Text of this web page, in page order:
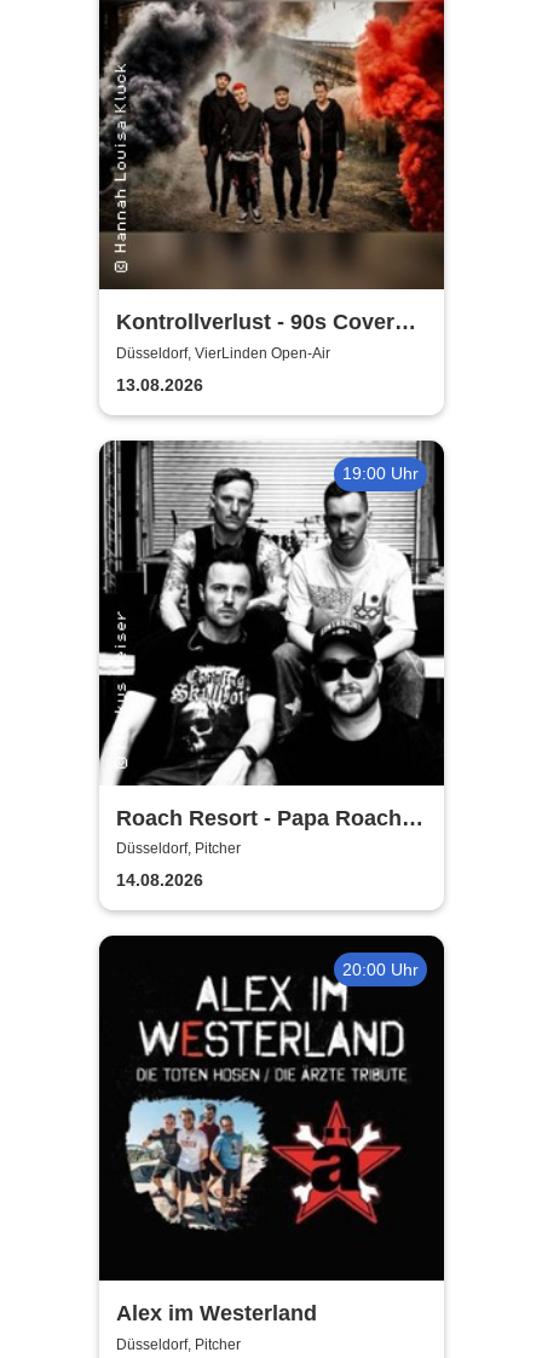
Kontrollverlust - 90s Cover
Band
Düsseldorf, VierLinden Open-Air
13.08.2026
19:00 Uhr
Roach Resort - Papa Roach
Tribute
Düsseldorf, Pitcher
14.08.2026
20:00 Uhr
Alex im Westerland
Düsseldorf, Pitcher